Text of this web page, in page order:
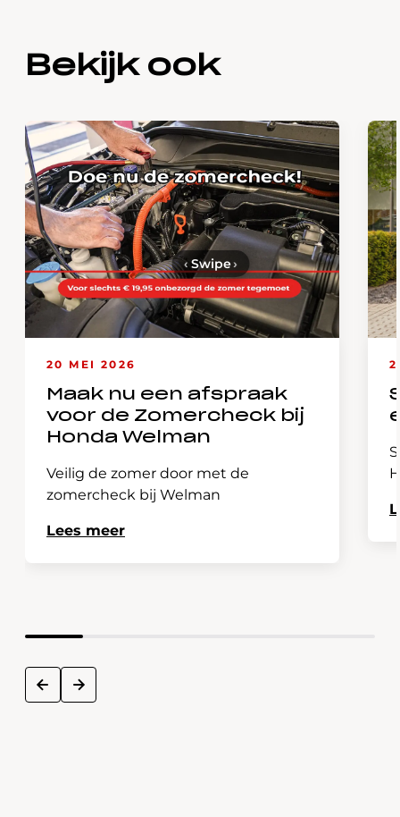
Bekijk ook
20 MEI 2026
Maak nu een afspraak
voor de Zomercheck bij
Honda Welman
Veilig de zomer door met de
zomercheck bij Welman
Lees meer
prev next
‹ Swipe›